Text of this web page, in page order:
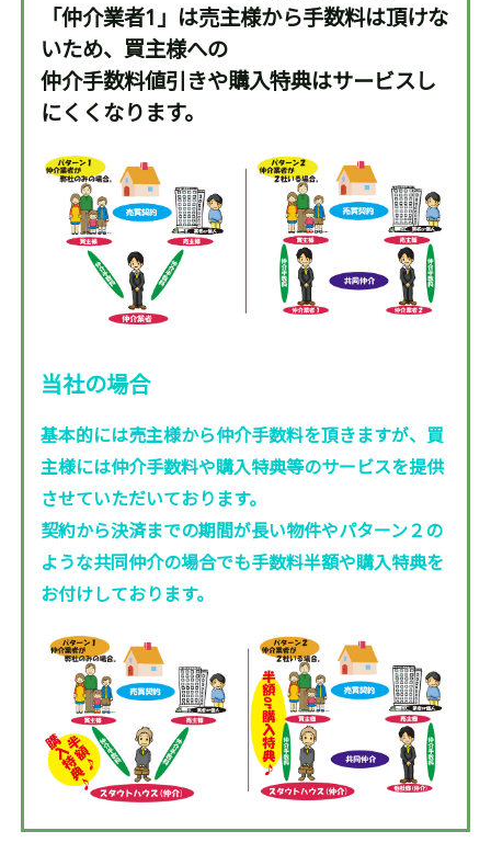
「仲介業者1」は売主様から手数料は頂けな
いため、買主様への
仲介手数料値引きや購入特典はサービスし
にくくなります。
当社の場合
基本的には売主様から仲介手数料を頂きますが、買
主様には仲介手数料や購入特典等のサービスを提供
させていただいております。
契約から決済までの期間が長い物件やパターン２の
ような共同仲介の場合でも手数料半額や購入特典を
お付けしております。